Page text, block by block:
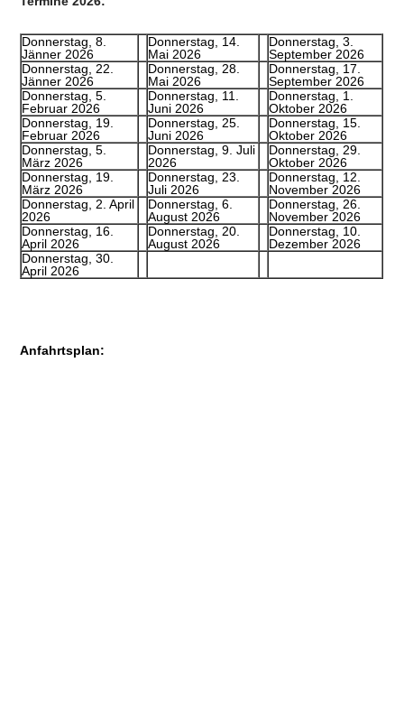
Donnerstag, 8.
Jänner 2026
Donnerstag, 14.
Mai 2026
Donnerstag, 3.
September 2026
Donnerstag, 22.
Jänner 2026
Donnerstag, 28.
Mai 2026
Donnerstag, 17.
September 2026
Donnerstag, 5.
Februar 2026
Donnerstag, 11.
Juni 2026
Donnerstag, 1.
Oktober 2026
Donnerstag, 19.
Februar 2026
Donnerstag, 25.
Juni 2026
Donnerstag, 15.
Oktober 2026
Donnerstag, 5.
März 2026
Donnerstag, 9. Juli
2026
Donnerstag, 29.
Oktober 2026
Donnerstag, 19.
März 2026
Donnerstag, 23.
Juli 2026
Donnerstag, 12.
November 2026
Donnerstag, 2. April
2026
Donnerstag, 6.
August 2026
Donnerstag, 26.
November 2026
Donnerstag, 16.
April 2026
Donnerstag, 20.
August 2026
Donnerstag, 10.
Dezember 2026
Donnerstag, 30.
April 2026
Anfahrtsplan: